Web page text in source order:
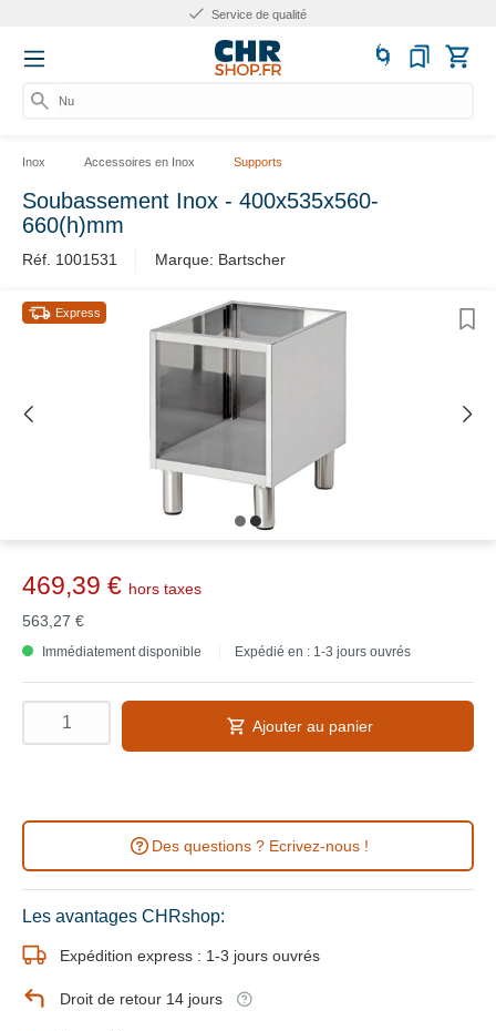
Service de qualité
Numé
Inox Accessoires en Inox Supports
Soubassement Inox - 400x535x560-
660(h)mm
Réf. 1001531 Marque: Bartscher
Express
469,39 € hors taxes
563,27 €
Immédiatement disponible Expédié en : 1-3 jours ouvrés
Ajouter au panier
Des questions ? Ecrivez-nous !
Les avantages CHRshop:
Expédition express : 1-3 jours ouvrés
Droit de retour 14 jours